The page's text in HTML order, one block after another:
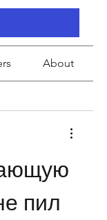
About
пил